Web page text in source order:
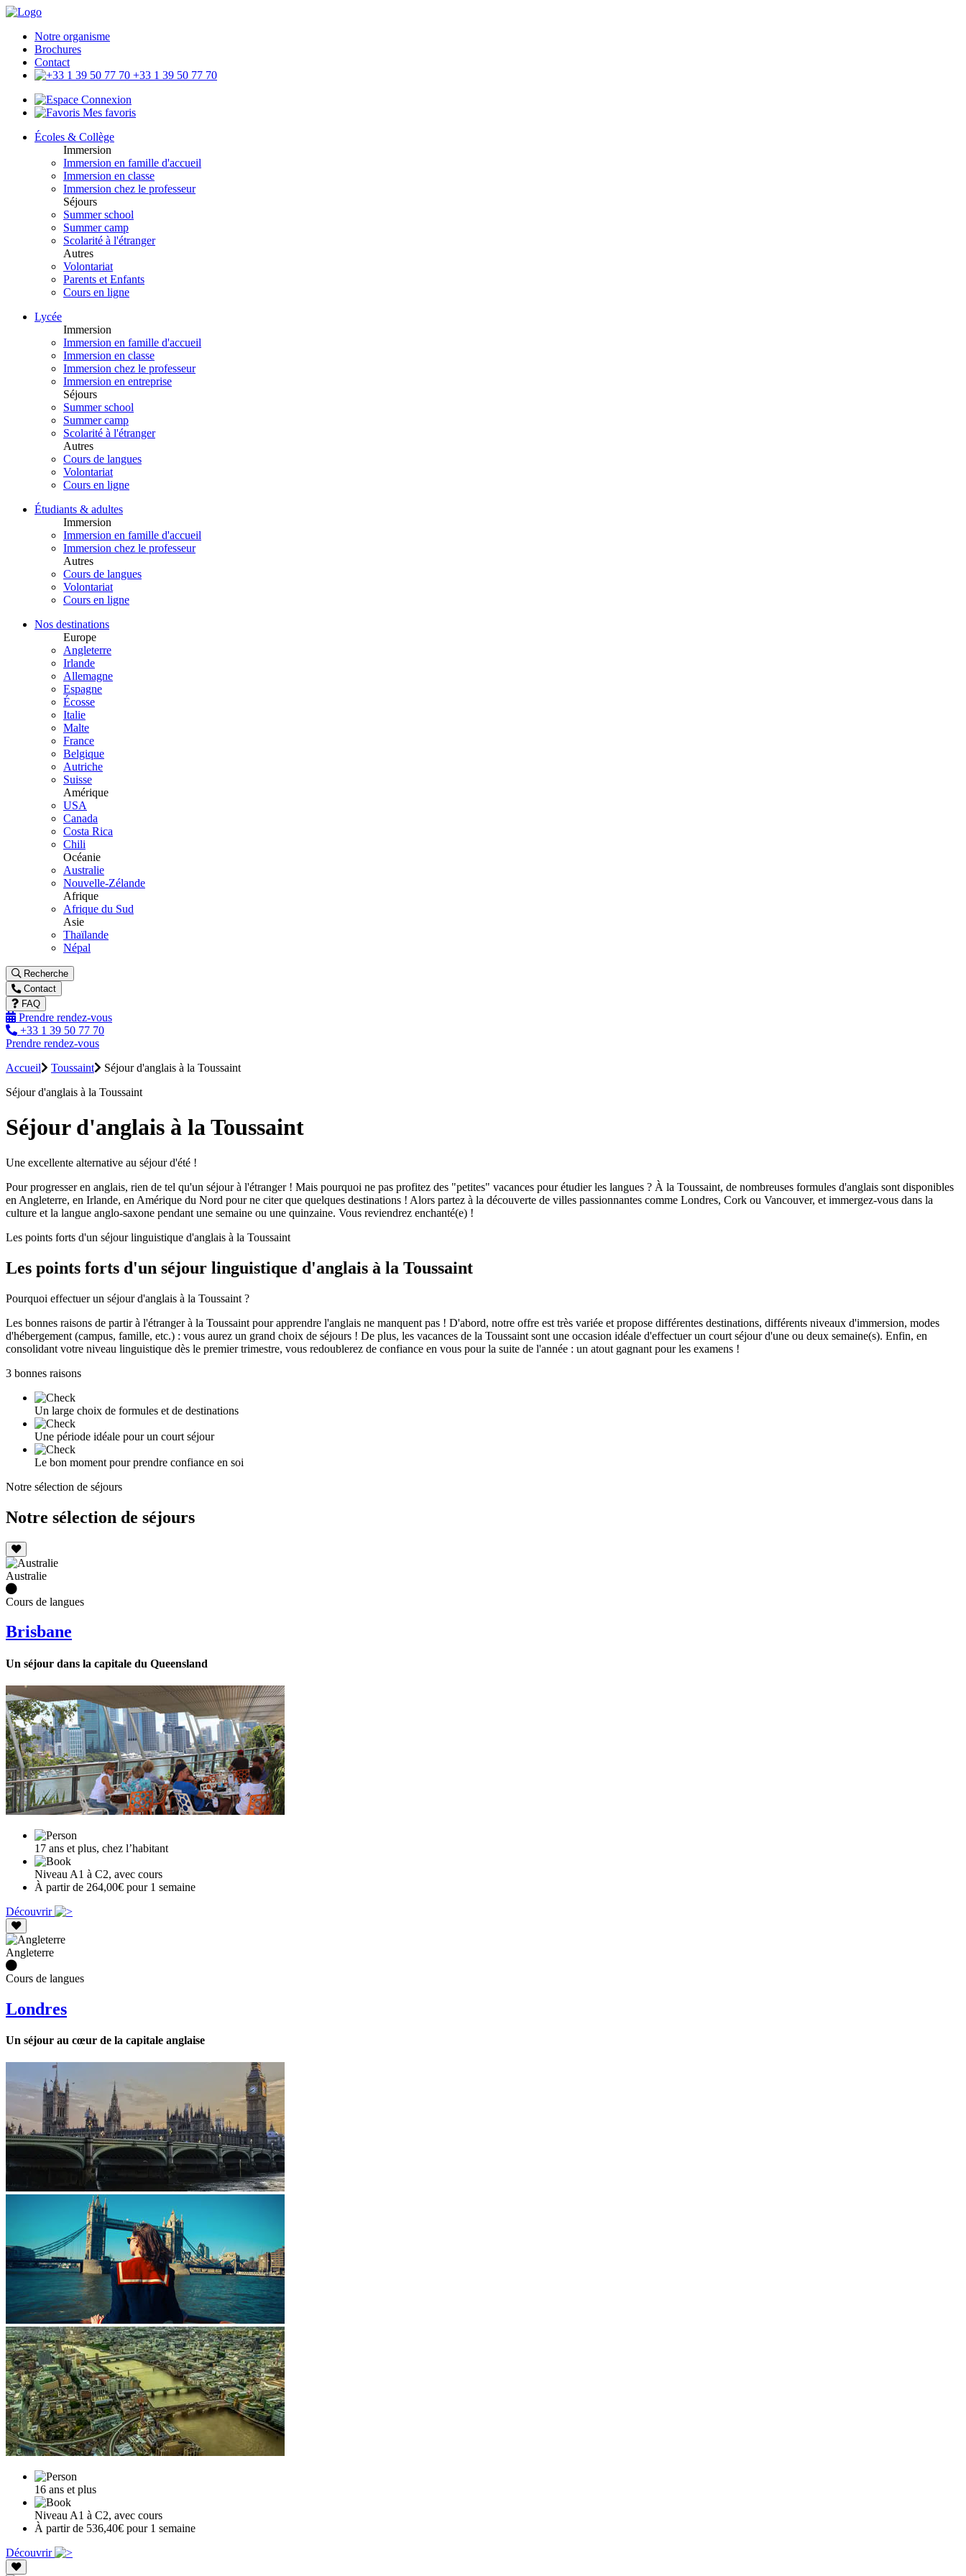
Notre organisme
Brochures
Contact
+33 1 39 50 77 70
Connexion
Mes favoris
Écoles & Collège
Immersion
Immersion en famille d'accueil
Immersion en classe
Immersion chez le professeur
Séjours
Summer school
Summer camp
Scolarité à l'étranger
Autres
Volontariat
Parents et Enfants
Cours en ligne
Lycée
Immersion
Immersion en famille d'accueil
Immersion en classe
Immersion chez le professeur
Immersion en entreprise
Séjours
Summer school
Summer camp
Scolarité à l'étranger
Autres
Cours de langues
Volontariat
Cours en ligne
Étudiants & adultes
Immersion
Immersion en famille d'accueil
Immersion chez le professeur
Autres
Cours de langues
Volontariat
Cours en ligne
Nos destinations
Europe
Angleterre
Irlande
Allemagne
Espagne
Écosse
Italie
Malte
France
Belgique
Autriche
Suisse
Amérique
USA
Canada
Costa Rica
Chili
Océanie
Australie
Nouvelle-Zélande
Afrique
Afrique du Sud
Asie
Thaïlande
Népal
Recherche
Contact
FAQ
Prendre rendez-vous
+33 1 39 50 77 70
Prendre rendez-vous
Accueil
Toussaint
Séjour d'anglais à la Toussaint
Séjour d'anglais à la Toussaint
Séjour d'anglais à la Toussaint
Une excellente alternative au séjour d'été !
Pour progresser en anglais, rien de tel qu'un séjour à l'étranger ! Mais pourquoi ne pas profitez des "petites" vacances pour étudier les langues ? À la Toussaint, de nombreuses formules d'anglais sont disponibles
en Angleterre, en Irlande, en Amérique du Nord pour ne citer que quelques destinations ! Alors partez à la découverte de villes passionnantes comme Londres, Cork ou Vancouver, et immergez-vous dans la
culture et la langue anglo-saxone pendant une semaine ou une quinzaine. Vous reviendrez enchanté(e) !
Les points forts d'un séjour linguistique d'anglais à la Toussaint
Les points forts d'un séjour linguistique d'anglais à la Toussaint
Pourquoi effectuer un séjour d'anglais à la Toussaint ?
Les bonnes raisons de partir à l'étranger à la Toussaint pour apprendre l'anglais ne manquent pas ! D'abord, notre offre est très variée et propose différentes destinations, différents niveaux d'immersion, modes
d'hébergement (campus, famille, etc.) : vous aurez un grand choix de séjours ! De plus, les vacances de la Toussaint sont une occasion idéale d'effectuer un court séjour d'une ou deux semaine(s). Enfin, en
consolidant votre niveau linguistique dès le premier trimestre, vous redoublerez de confiance en vous pour la suite de l'année : un atout gagnant pour les examens !
3 bonnes raisons
Un large choix de formules et de destinations
Une période idéale pour un court séjour
Le bon moment pour prendre confiance en soi
Notre sélection de séjours
Notre sélection de séjours
Australie
Cours de langues
Brisbane
Un séjour dans la capitale du Queensland
17 ans et plus, chez l’habitant
Niveau A1 à C2, avec cours
À partir de 264,00€ pour 1 semaine
Découvrir
Angleterre
Cours de langues
Londres
Un séjour au cœur de la capitale anglaise
16 ans et plus
Niveau A1 à C2, avec cours
À partir de 536,40€ pour 1 semaine
Découvrir